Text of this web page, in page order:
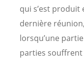
qui s’est
dernière
lorsqu’une
parties souffrent